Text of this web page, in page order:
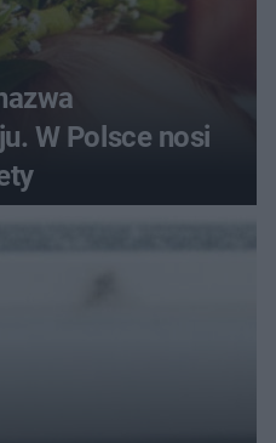
W Polsce nosi